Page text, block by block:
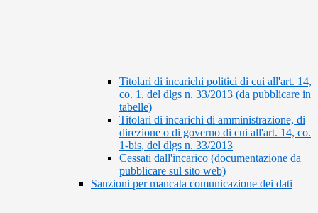
Titolari di incarichi politici di cui all'art. 14,
co. 1, del dlgs n. 33/2013 (da pubblicare in
tabelle)
Titolari di incarichi di amministrazione, di
direzione o di governo di cui all'art. 14, co.
1-bis, del dlgs n. 33/2013
Cessati dall'incarico (documentazione da
pubblicare sul sito web)
Sanzioni per mancata comunicazione dei dati